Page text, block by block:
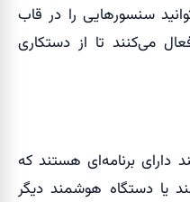
سنسورهایی را در قاب
می‌کنند تا از دستکاری
برنامه‌ای هستند که
یا دستگاه هوشمند دیگر